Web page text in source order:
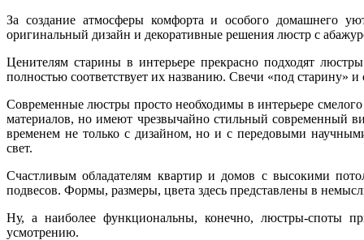
За создание атмосферы комфорта и особого домашнего
оригинальный дизайн и декоративные решения люстр с
Ценителям старины в интерьере прекрасно подходят
полностью соответствует их названию. Свечи «под старину»
Современные люстры просто необходимы в интерьере
материалов, но имеют чрезвычайно стильный современный
временем не только с дизайном, но и с передовыми
свет.
Счастливым обладателям квартир и домов с высокими
подвесов. Формы, размеры, цвета здесь представлены в
Ну, а наиболее функциональны, конечно, люстры-споты
усмотрению.